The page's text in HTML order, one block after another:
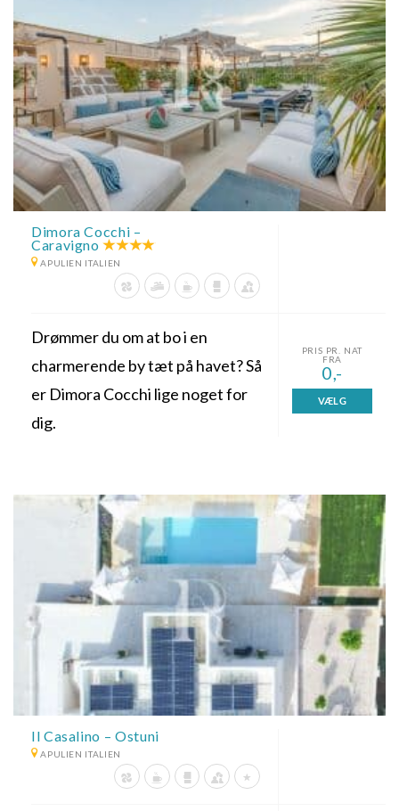
Dimora Cocchi –
Caravigno
APULIEN ITALIEN
Drømmer du om at bo i en
charmerende by tæt på havet? Så
er Dimora Cocchi lige noget for
dig.
PRIS PR. NAT
FRA
0,-
VÆLG
Il Casalino – Ostuni
APULIEN ITALIEN